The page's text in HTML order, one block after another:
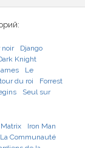
noir
Django
Knight
Le
du roi
Forrest
Seul sur
Matrix
Iron Man
Communauté